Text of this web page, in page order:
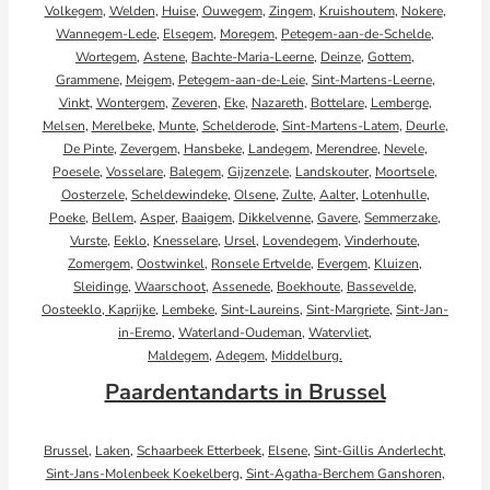
Volkegem, Welden, Huise, Ouwegem, Zingem, Kruishoutem, Nokere,
Wannegem-Lede, Elsegem, Moregem, Petegem-aan-de-Schelde,
Wortegem, Astene, Bachte-Maria-Leerne, Deinze, Gottem,
Grammene, Meigem, Petegem-aan-de-Leie, Sint-Martens-Leerne,
Vinkt, Wontergem, Zeveren, Eke, Nazareth, Bottelare, Lemberge,
Melsen, Merelbeke, Munte, Schelderode, Sint-Martens-Latem, Deurle,
De Pinte, Zevergem, Hansbeke, Landegem, Merendree, Nevele,
Poesele, Vosselare, Balegem, Gijzenzele, Landskouter, Moortsele,
Oosterzele, Scheldewindeke, Olsene, Zulte, Aalter, Lotenhulle,
Poeke, Bellem, Asper, Baaigem, Dikkelvenne, Gavere, Semmerzake,
Vurste, Eeklo, Knesselare, Ursel, Lovendegem, Vinderhoute,
Zomergem, Oostwinkel, Ronsele Ertvelde, Evergem, Kluizen,
Sleidinge, Waarschoot, Assenede, Boekhoute, Bassevelde,
Oosteeklo, Kaprijke, Lembeke, Sint-Laureins, Sint-Margriete, Sint-Jan-
in-Eremo, Waterland-Oudeman, Watervliet,
Maldegem, Adegem, Middelburg.
Paardentandarts in Brussel
Brussel, Laken, Schaarbeek Etterbeek, Elsene, Sint-GillisAnderlecht,
Sint-Jans-Molenbeek Koekelberg, Sint-Agatha-BerchemGanshoren,